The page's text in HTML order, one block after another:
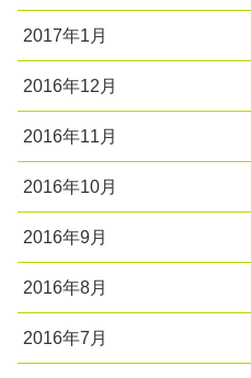
2017年1月
2016年12月
2016年11月
2016年10月
2016年9月
2016年8月
2016年7月